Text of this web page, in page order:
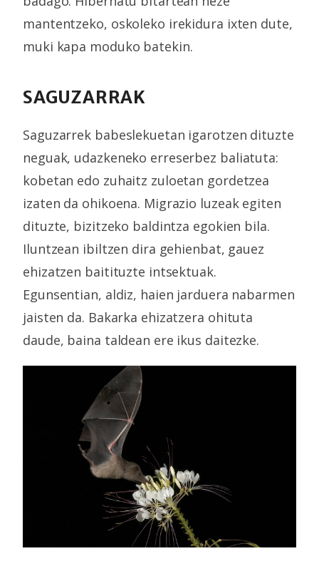
mantentzeko, oskoleko irekidura ixten dute,
muki kapa moduko batekin.
SAGUZARRAK
Saguzarrek babeslekuetan igarotzen dituzte
neguak, udazkeneko erreserbez baliatuta:
kobetan edo zuhaitz zuloetan gordetzea
izaten da ohikoena. Migrazio luzeak egiten
dituzte, bizitzeko baldintza egokien bila.
Iluntzean ibiltzen dira gehienbat, gauez
ehizatzen baitituzte intsektuak.
Egunsentian, aldiz, haien jarduera nabarmen
jaisten da. Bakarka ehizatzera ohituta
daude, baina taldean ere ikus daitezke.